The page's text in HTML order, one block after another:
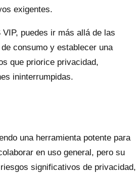
exigentes.
puedes ir más allá de las
consumo y establecer una
que priorice privacidad,
ininterrumpidas.
una herramienta potente para
en uso general, pero su
significativos de privacidad,